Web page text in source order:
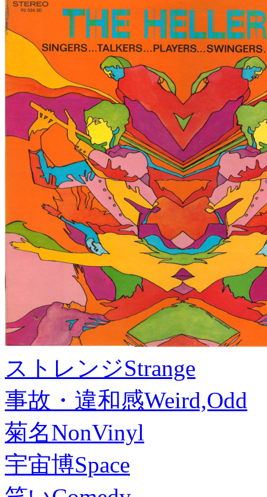
ストレンジStrange
事故・違和感Weird,Odd
菊名NonVinyl
宇宙博Space